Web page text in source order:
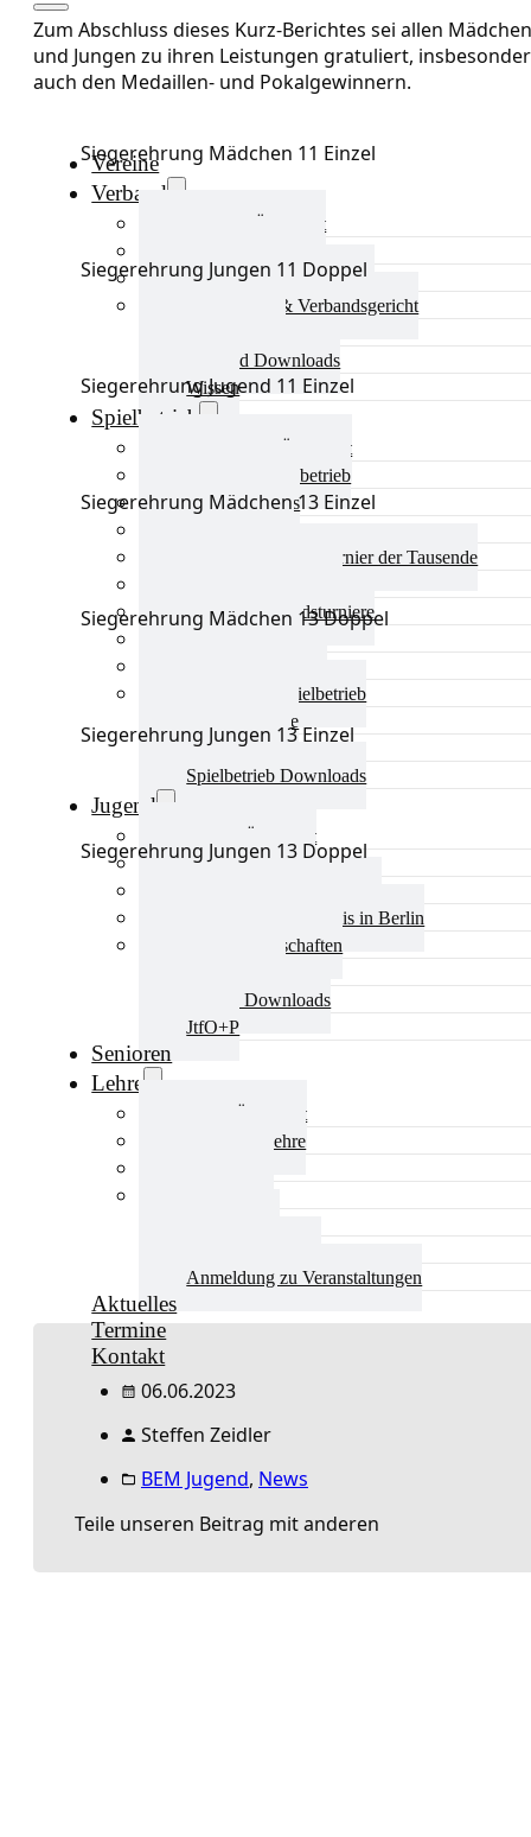
Vereine
Verband
Verband Übersicht
Präsidium & Funktionäre
Ausschüsse & Verbandsgericht
Verband Downloads
Wissen
Spielbetrieb
Spielbetrieb Übersicht
Aktuelles Spielbetrieb
BEM & Qualis
TTT – Tischtennisturnier der Tausende
Weitere Verbandsturniere
Mannschaftsspielbetrieb
Vereinsturniere
Schiedsrichter
Spielbetrieb Downloads
Jugend
Jugend Übersicht
Aktuelles Jugend
Schulsport Tischtennis in Berlin
mini-Meisterschaften
Jugend Downloads
JtfO+P
Senioren
Lehre
Lehre Übersicht
Aktuelles Lehre
Anmeldung zu Veranstaltungen
Aktuelles
Termine
Kontakt
Zum Abschluss dieses Kurz-Berichtes sei allen Mädchen
und Jungen zu ihren Leistungen gratuliert,
auch den Medaillen- und Pokalgewinnern.
Siegerehrung Mädchen 11 Einzel
Siegerehrung Jungen 11 Doppel
Siegerehrung Jugend 11 Einzel
Siegerehrung Mädchen 13 Einzel
Siegerehrung Mädchen 13 Doppel
Siegerehrung Jungen 13 Einzel
Siegerehrung Jungen 13 Doppel
06.06.2023
Steffen Zeidler
BEM Jugend, News
Teile unseren Beitrag mit anderen